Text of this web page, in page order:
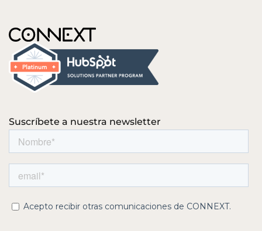
Suscríbete a nuestra newsletter